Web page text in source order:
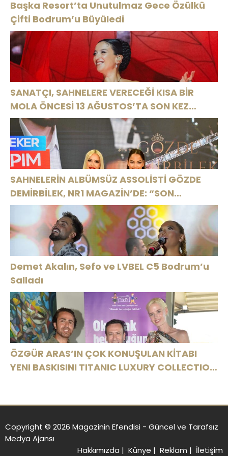
Başka Resort’ta Unutulmaz Gece Özülkü
Çifti Bodrum’u Büyüledi
SANATÇI, SAHNELERE VERECEĞİ KISA BİR
MOLA ÖNCESİ 13 AĞUSTOS’TA SON KEZ
HARBİYE’DE OLACAK!
SAHNELERİN ALBÜMSÜZ ASSOLİSTİ GÖZDE
DEMİRBİLEK, NR1 MAGAZİN’DE: “SON
ASSOLİST OLARAK VAR OLACAĞIM!”
Demet Akalın, Sefo ve LVBEL C5 Bodrum’u
Salladı
ÖZGÜR ARAS’IN ÇOK KONUŞULAN KİTABI
YENI BASKISINI TITANIC LUXURY COLLECTION
Copyright © 2026 Magazinin Efendisi - Güncel ve Tarafsız
Medya Ajansı
Hakkımızda | Künye | Reklam | İletişim